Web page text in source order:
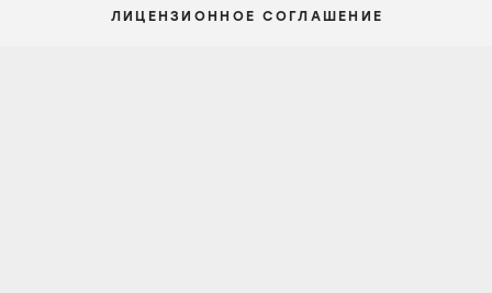
ЛИЦЕНЗИОННОЕ СОГЛАШЕНИЕ